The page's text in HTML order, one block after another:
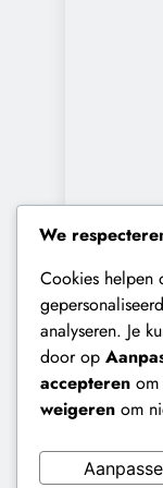
We
Cookies helpen
analyseren. Je
door op
accepteren
weigeren om